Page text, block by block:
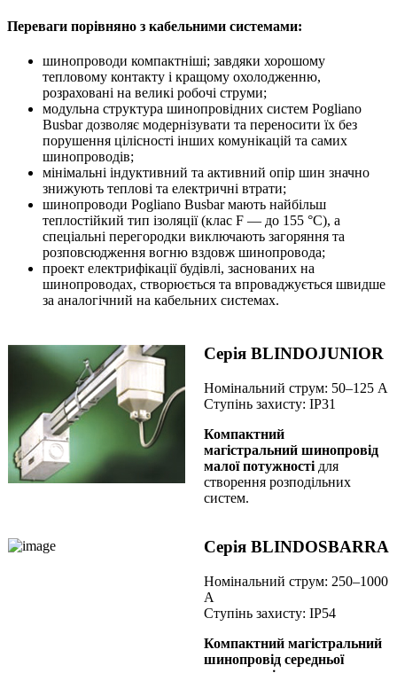
Переваги порівняно з кабельними системами:
шинопроводи компактніші; завдяки хорошому
тепловому контакту і кращому охолодженню,
розраховані на великі робочі струми;
модульна структура шинопровідних систем Pogliano
Busbar дозволяє модернізувати та переносити їх без
порушення цілісності інших комунікацій та самих
шинопроводів;
мінімальні індуктивний та активний опір шин значно
знижують теплові та електричні втрати;
шинопроводи Pogliano Busbar мають найбільш
теплостійкий тип ізоляції (клас F — до 155 °С), а
спеціальні перегородки виключають загоряння та
розповсюдження вогню вздовж шинопровода;
проект електрифікації будівлі, заснованих на
шинопроводах, створюється та впроваджується швидше
за аналогічний на кабельних системах.
Серія BLINDOJUNIOR
Номінальний струм: 50–125 А
Ступінь захисту: IP31
Компактний
магістральний шинопровід
малої потужності для
створення розподільних
систем.
Серія BLINDOSBARRA
Номінальний струм: 250–1000
А
Ступінь захисту: IP54
Компактний магістральний
шинопровід середньої